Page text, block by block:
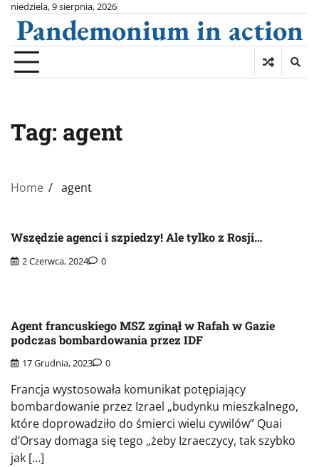
Skip
content
niedziela, 9 sierpnia, 2026
Pandemonium in action
Tag: agent
Home agent
Wszędzie agenci i szpiedzy! Ale tylko z Rosji…
2 Czerwca, 2024 0
Agent francuskiego MSZ zginął w Rafah w Gazie
podczas bombardowania przez IDF
17 Grudnia, 2023 0
Francja wystosowała komunikat potępiający
bombardowanie przez Izrael „budynku mieszkalnego,
które doprowadziło do śmierci wielu cywilów” Quai
d’Orsay domaga się tego „żeby Izraeczycy, tak szybko
jak […]